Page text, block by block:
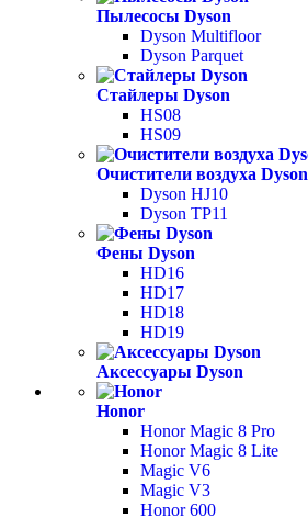
Пылесосы Dyson
Dyson Multifloor
Dyson Parquet
Стайлеры Dyson
HS08
HS09
Очистители воздуха Dyson
Dyson HJ10
Dyson TP11
Фены Dyson
HD16
HD17
HD18
HD19
Аксессуары Dyson
Honor
Honor Magic 8 Pro
Honor Magic 8 Lite
Magic V6
Magic V3
Honor 600